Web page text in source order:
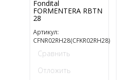
Fondital
FORMENTERA RBTN
28
Артикул:
CFNR02RH28(CFKR02RH28)
Сравнить
Отложить